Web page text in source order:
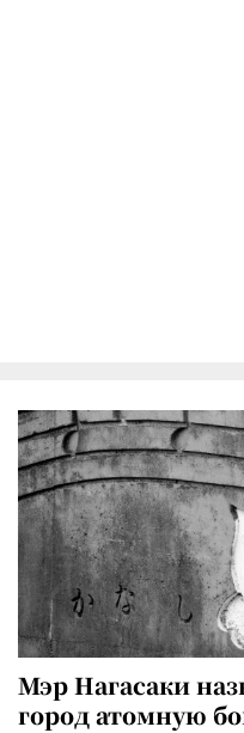
Мэр Нагасаки
город атомную